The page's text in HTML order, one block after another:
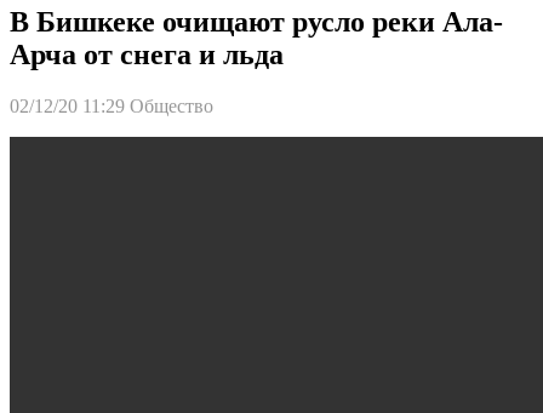
В Бишкеке очищают русло реки Ала-
Арча от снега и льда
02/12/20 11:29 Общество